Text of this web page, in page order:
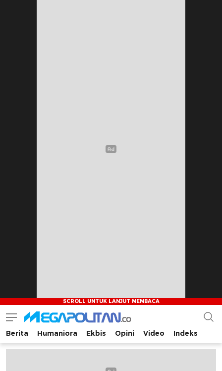
Megapolitan.co
Menyajikan berita-berita fakta bagi pembaca
Berita Humaniora Ekbis Opini Video Indeks